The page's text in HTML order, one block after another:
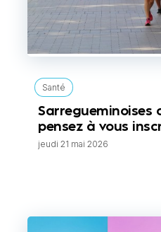
Santé
Sarregueminoises
pensez à vous
jeudi 21 mai 2026